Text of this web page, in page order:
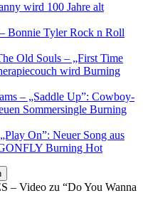
wird 100 Jahre alt
– Bonnie Tyler Rock n Roll
Old Souls – „First Time
wird Burning
– „Saddle Up”: Cowboy-
Sommersingle Burning
On”: Neuer Song aus
Burning Hot
– Video zu “Do You Wanna